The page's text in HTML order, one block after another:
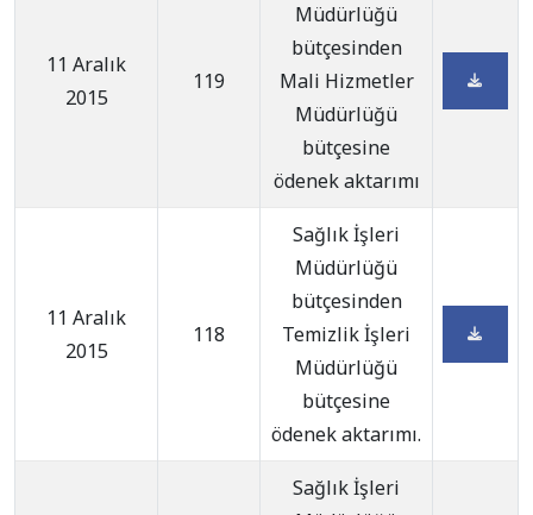
11 Aralık
2015
119
Müdürlüğü
bütçesinden
Mali Hizmetler
Müdürlüğü
bütçesine
ödenek aktarımı
11 Aralık
2015
118
Sağlık İşleri
Müdürlüğü
bütçesinden
Temizlik İşleri
Müdürlüğü
bütçesine
ödenek aktarımı.
Sağlık İşleri